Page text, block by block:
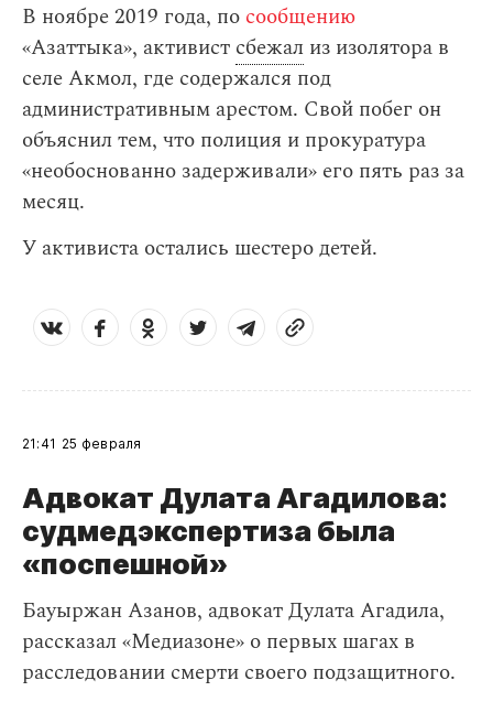
В ноябре 2019 года, по сообщению
«Азаттыка», активист сбежал из изолятора в
селе Акмол, где содержался под
административным арестом. Свой побег он
объяснил тем, что полиция и прокуратура
«необоснованно задерживали» его пять раз за
месяц.
У активиста остались шестеро детей.
21:41 25 февраля
Адвокат Дулата Агадилова:
судмедэкспертиза была
«поспешной»
Бауыржан Азанов, адвокат Дулата Агадила,
рассказал «Медиазоне» о первых шагах в
расследовании смерти своего подзащитного.